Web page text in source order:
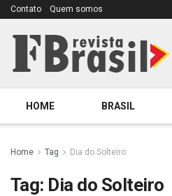
Contato Quem somos
HOME BRASIL
Home Tag Dia do Solteiro
Tag: Dia do Solteiro